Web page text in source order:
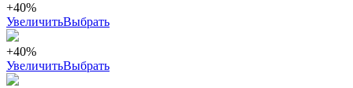
+40%
УвеличитьВыбрать
+40%
УвеличитьВыбрать